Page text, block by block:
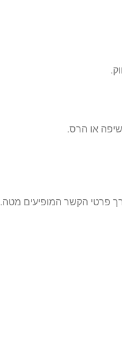
או הרס.
פרטי הקשר המופיעים מטה.